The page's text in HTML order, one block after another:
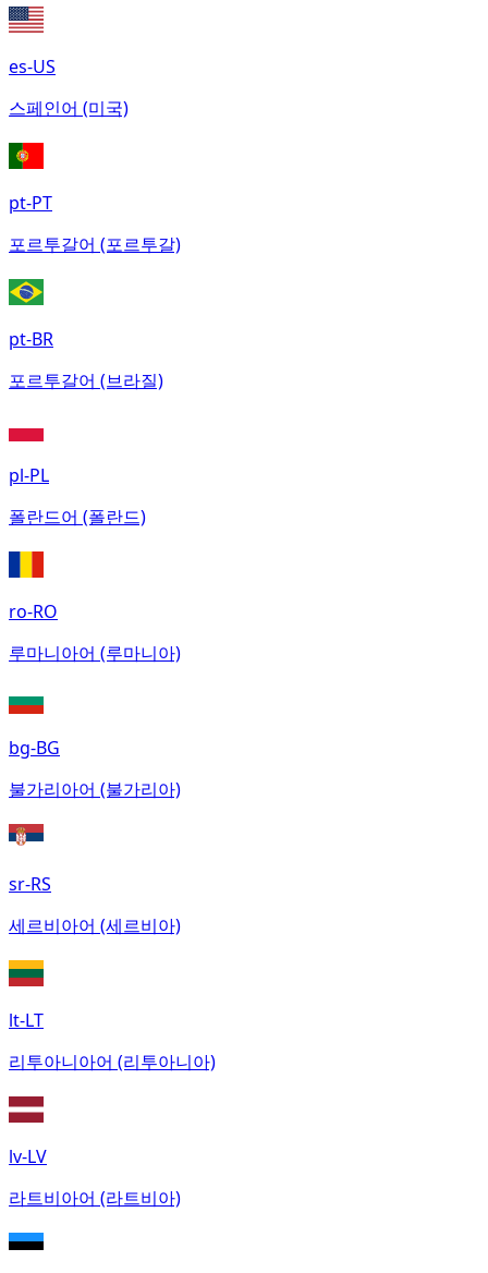
es-US
스페인어 (미국)
pt-PT
포르투갈어 (포르투갈)
pt-BR
포르투갈어 (브라질)
pl-PL
폴란드어 (폴란드)
ro-RO
루마니아어 (루마니아)
bg-BG
불가리아어 (불가리아)
sr-RS
세르비아어 (세르비아)
lt-LT
리투아니아어 (리투아니아)
lv-LV
라트비아어 (라트비아)